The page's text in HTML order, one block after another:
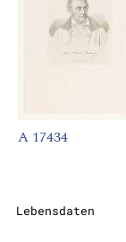
A 17434
Lebensdaten